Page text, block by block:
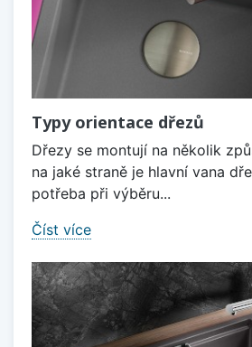
Typy orientace dřezů
Dřezy se montují na několik
na jaké straně je hlavní vana
potřeba při výběru...
Číst více